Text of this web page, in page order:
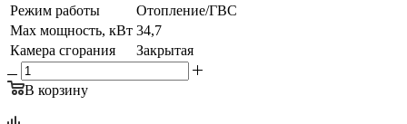
Режим работы
Отопление/ГВС
Max мощность, кВт 34,7
Камера сгорания
Закрытая
В корзину